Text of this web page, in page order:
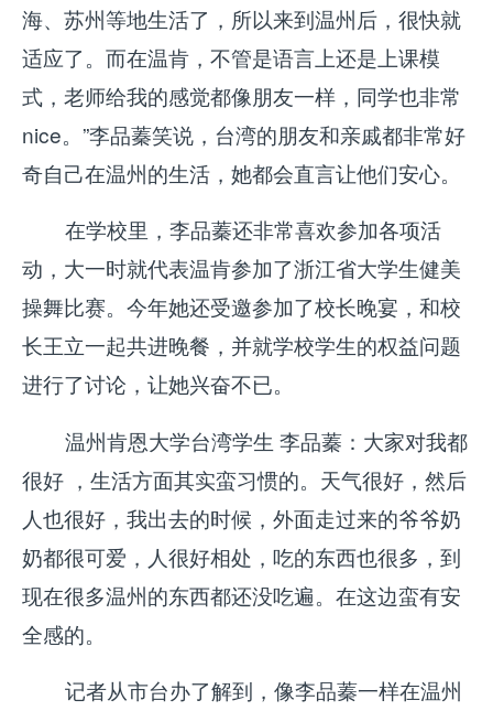
海、苏州等地生活了，所以来到温州后，很快就
适应了。而在温肯，不管是语言上还是上课模
式，老师给我的感觉都像朋友一样，同学也非常
nice。”李品蓁笑说，台湾的朋友和亲戚都非常好
奇自己在温州的生活，她都会直言让他们安心。
在学校里，李品蓁还非常喜欢参加各项活
动，大一时就代表温肯参加了浙江省大学生健美
操舞比赛。今年她还受邀参加了校长晚宴，和校
长王立一起共进晚餐，并就学校学生的权益问题
进行了讨论，让她兴奋不已。
温州肯恩大学台湾学生 李品蓁：大家对我都
很好 ，生活方面其实蛮习惯的。天气很好，然后
人也很好，我出去的时候，外面走过来的爷爷奶
奶都很可爱，人很好相处，吃的东西也很多，到
现在很多温州的东西都还没吃遍。在这边蛮有安
全感的。
记者从市台办了解到，像李品蓁一样在温州